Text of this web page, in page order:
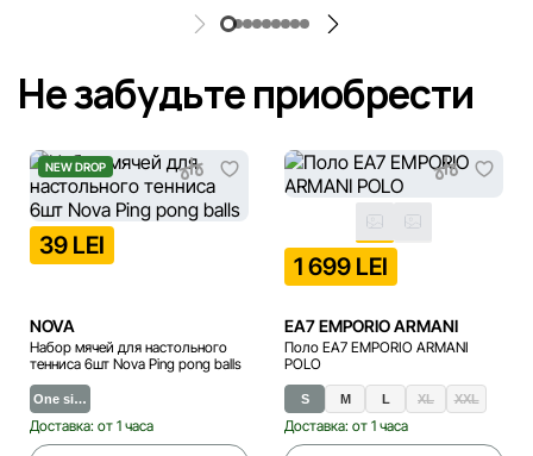
Не забудьте приобрести
NEW DROP
39 LEI
NOVA
Набор мячей для настольного
тенниса 6шт Nova Ping pong balls
One si…
Доставка: от 1 часа
1 699 LEI
EA7 EMPORIO ARMANI
Поло EA7 EMPORIO ARMANI
POLO
S M L XL XXL
Доставка: от 1 часа